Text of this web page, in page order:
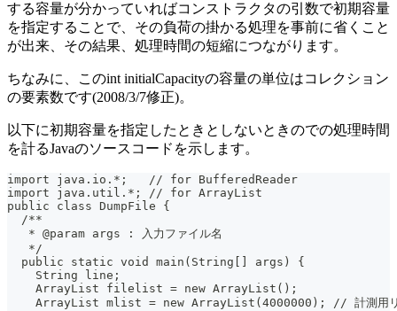
する容量が分かっていればコンストラクタの引数で初期容量
を指定することで、その負荷の掛かる処理を事前に省くこと
が出来、その結果、処理時間の短縮につながります。
ちなみに、このint initialCapacityの容量の単位はコレクション
の要素数です(2008/3/7修正)。
以下に初期容量を指定したときとしないときのでの処理時間
を計るJavaのソースコードを示します。
import java.io.*;   // for BufferedReader
import java.util.*; // for ArrayList
public class DumpFile {
  /**
   * @param args : 入力ファイル名
   */
  public static void main(String[] args) {
    String line;
    ArrayList filelist = new ArrayList();
ArrayList mlist = new ArrayList(4000000); // 計測用リ